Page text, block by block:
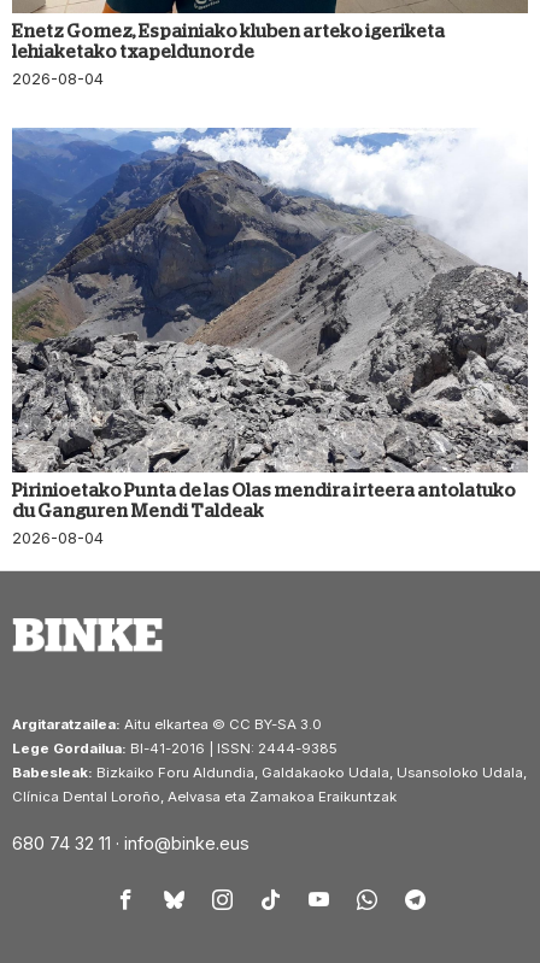
Enetz Gomez, Espainiako kluben arteko igeriketa
lehiaketako txapeldunorde
2026-08-04
Pirinioetako Punta de las Olas mendira irteera antolatuko
du Ganguren Mendi Taldeak
2026-08-04
Argitaratzailea: Aitu elkartea © CC BY-SA 3.0
Lege Gordailua: BI-41-2016 | ISSN: 2444-9385
Babesleak: Bizkaiko Foru Aldundia, Galdakaoko Udala, Usansoloko Udala,
Clínica Dental Loroño, Aelvasa eta Zamakoa Eraikuntzak
680 74 32 11 · info@binke.eus